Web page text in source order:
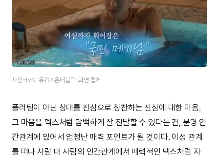
사진=tvN ‘유퀴즈온더블럭’​ 화면 캡처
플러팅이 아닌 상대를 진심으로 칭찬하는 진심에 대한 마음.
그 마음을 덱스처럼 담백하게 잘 전달할 수 있다는 건, 분명 인
간관계에 있어서 엄청난 매력 포인트가 될 것이다. 이성 관계
를 떠나 사람 대 사람의 인간관계에서 매력적인 덱스처럼 자